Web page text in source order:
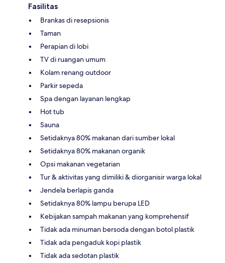
Fasilitas
Brankas di resepsionis
Taman
Perapian di lobi
TV di ruangan umum
Kolam renang outdoor
Parkir sepeda
Spa dengan layanan lengkap
Hot tub
Sauna
Setidaknya 80% makanan dari sumber lokal
Setidaknya 80% makanan organik
Opsi makanan vegetarian
Tur & aktivitas yang dimiliki & diorganisir warga lokal
Jendela berlapis ganda
Setidaknya 80% lampu berupa LED
Kebijakan sampah makanan yang komprehensif
Tidak ada minuman bersoda dengan botol plastik
Tidak ada pengaduk kopi plastik
Tidak ada sedotan plastik